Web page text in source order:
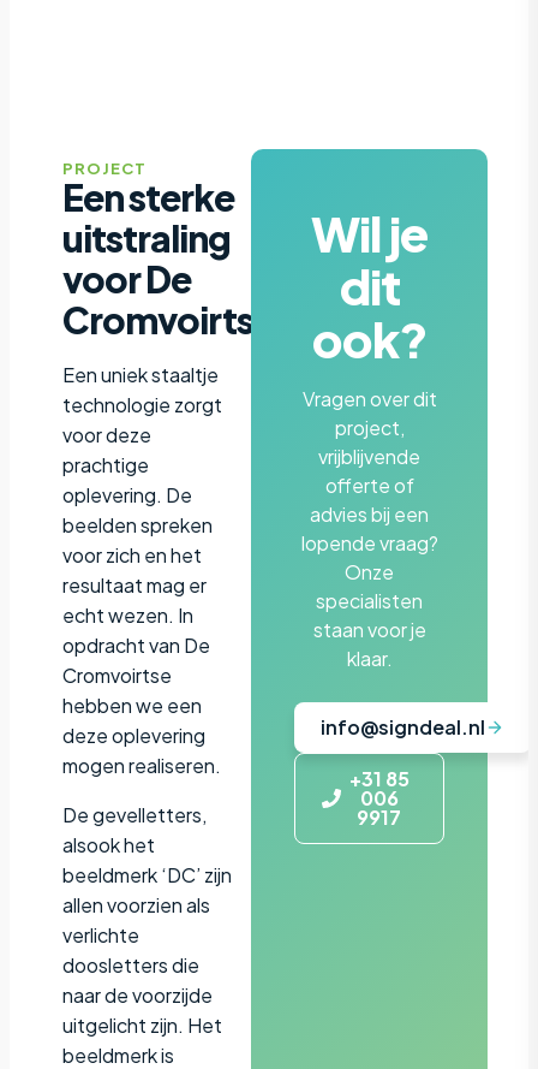
PROJECT
Een sterke
uitstraling
voor De
Cromvoirtse
Een uniek staaltje
technologie zorgt
voor deze
prachtige
oplevering. De
beelden spreken
voor zich en het
resultaat mag er
echt wezen. In
opdracht van De
Cromvoirtse
hebben we een
deze oplevering
mogen realiseren.
De gevelletters,
alsook het
beeldmerk ‘DC’ zijn
allen voorzien als
verlichte
doosletters die
naar de voorzijde
uitgelicht zijn. Het
beeldmerk is
Wil je
dit
ook?
Vragen over dit
project,
vrijblijvende
offerte of
advies bij een
lopende vraag?
Onze
specialisten
staan voor je
klaar.
info@signdeal.nl
+31 85
006
9917